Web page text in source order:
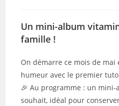
publication :
Un mini-album
famille !
On démarre ce mois de
humeur avec le premier
🎉 Au programme : un
souhait, idéal pour